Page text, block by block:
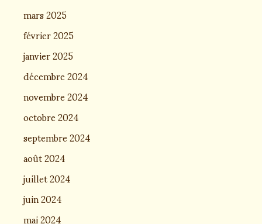
mars 2025
février 2025
janvier 2025
décembre 2024
novembre 2024
octobre 2024
septembre 2024
août 2024
juillet 2024
juin 2024